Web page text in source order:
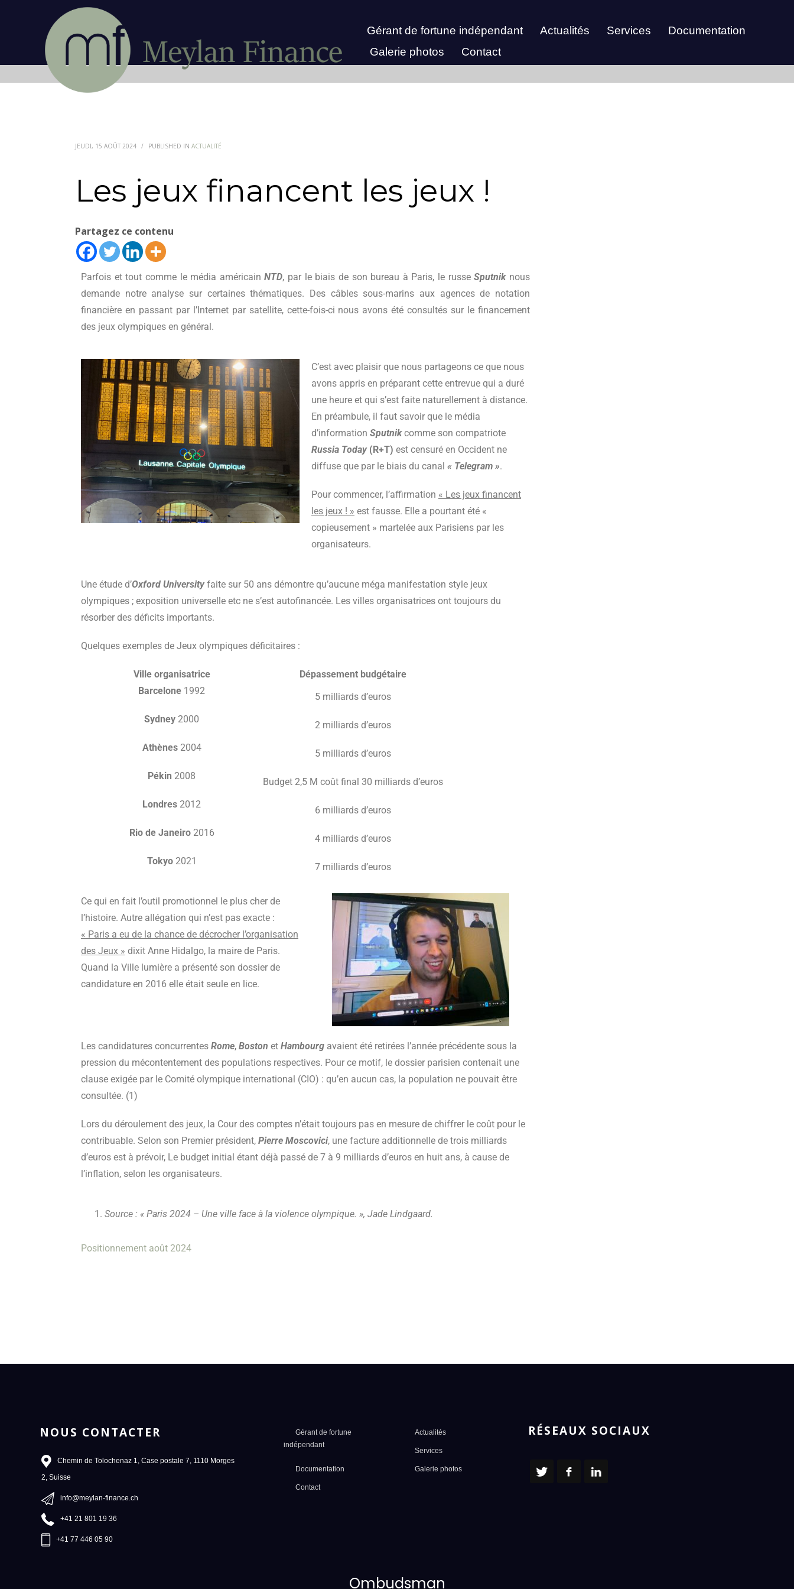
Gérant de fortune indépendant Actualités Services
Documentation
Galerie photos
Contact
JEUDI, 15 AOÛT 2024 / PUBLISHED IN ACTUALITÉ
Les jeux financent les jeux !
Partagez ce contenu
Parfois et tout comme le média américainNTD, par le biais de son bureau à Paris, le russeSputniknous
demande notre analyse sur certaines thématiques. Des câbles sous-marins aux agences de notation
financière en passant par l’Internet par satellite, cette-fois-ci nous avons été consultés sur le financement
des jeux olympiques en général.
C’est avec plaisir que nous partageons ce que nous
avons appris en préparant cette entrevue qui a duré
une heure et qui s’est faite naturellement à distance.
En préambule, il faut savoir que le média
d’information Sputnikcomme son compatriote
Russia Today(R+T) est censuré en Occident ne
diffuse que par le biais du canal « Telegram ».
Pour commencer, l’affirmation « Les jeux financent
les jeux ! » est fausse. Elle a pourtant été «
copieusement » martelée aux Parisiens par les
organisateurs.
Une étude d’Oxford Universityfaite sur 50 ans démontre qu’aucune méga manifestation style jeux
olympiques ; exposition universelle etc ne s’est autofinancée. Les villes organisatrices ont toujours du
résorber des déficits importants.
Quelques exemples de Jeux olympiques déficitaires :
Ville organisatrice
Dépassement budgétaire
Barcelone 1992
5 milliards d’euros
Sydney 2000
2 milliards d’euros
Athènes2004
5 milliards d’euros
Pékin 2008
Budget 2,5 M coût final 30 milliards d’euros
Londres 2012
6 milliards d’euros
Rio de Janeiro2016
4 milliards d’euros
Tokyo2021
7 milliards d’euros
Ce qui en fait l’outil promotionnel le plus cher de
l’histoire. Autre allégation qui n’est pas exacte :
« Paris a eu de la chance de décrocher l’organisation
des Jeux » dixit Anne Hidalgo, la maire de Paris.
Quand la Ville lumière a présenté son dossier de
candidature en 2016 elle était seule en lice.
Les candidatures concurrentes Rome, Boston et Hambourg avaient été retirées l’année précédente sous la
pression du mécontentement des populations respectives. Pour ce motif, le dossier parisien contenait une
clause exigée par le Comité olympique international (CIO) : qu’en aucun cas, la population ne pouvait être
consultée. (1)
Lors du déroulement des jeux, la Cour des comptes n’était toujours pas en mesure de chiffrer le coût pour le
contribuable. Selon son Premier président, Pierre Moscovici, une facture additionnelle de trois milliards
d’euros est à prévoir, Le budget initial étant déjà passé de 7 à 9 milliards d’euros en huit ans, à cause de
l’inflation, selon les organisateurs.
Source : « Paris 2024 – Une ville face à la violence olympique. », Jade Lindgaard.
Positionnement août 2024
NOUS CONTACTER
Chemin de Tolochenaz 1, Case postale 7, 1110 Morges
2, Suisse
info@meylan-finance.ch
+41 21 801 19 36
+41 77 446 05 90
Gérant de fortune
indépendant
Actualités
Services
Documentation Galerie photos
Contact
RÉSEAUX SOCIAUX
Ombudsman